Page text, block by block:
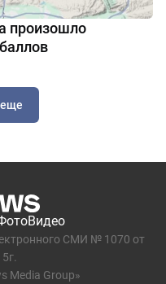
произошло
Видео
СМИ № 1070 от
Media Group»